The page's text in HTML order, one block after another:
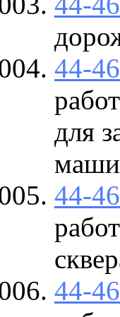
44-
для
44-
44-